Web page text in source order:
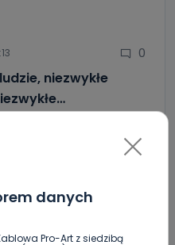
danych
Pro-Art z siedzibą
0
niezwykłe
0